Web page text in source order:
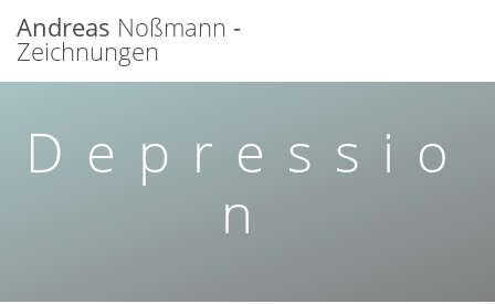
Andreas Noßmann -
Zeichnungen
Depressio
n